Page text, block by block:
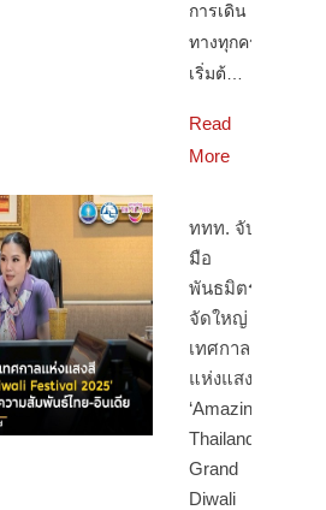
การเดิน
ทางทุกครั้ง
เริ่มต้…
Read
More
ททท. จับ
มือ
พันธมิตร
จัดใหญ่
เทศกาล
แห่งแสงสี
‘Amazing
Thailand
Grand
Diwali